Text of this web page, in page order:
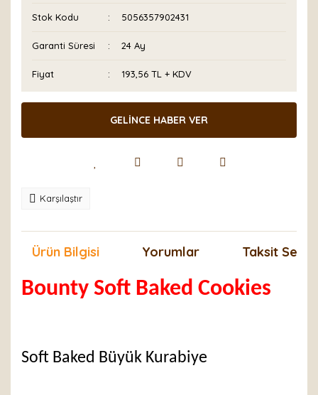
Stok Kodu 5056357902431
Garanti Süresi 24 Ay
Fiyat 193,56 TL + KDV
GELİNCE HABER VER
Karşılaştır
Ürün Bilgisi Yorumlar Taksit
Bounty Soft Baked Cookies
Soft Baked Büyük Kurabiye